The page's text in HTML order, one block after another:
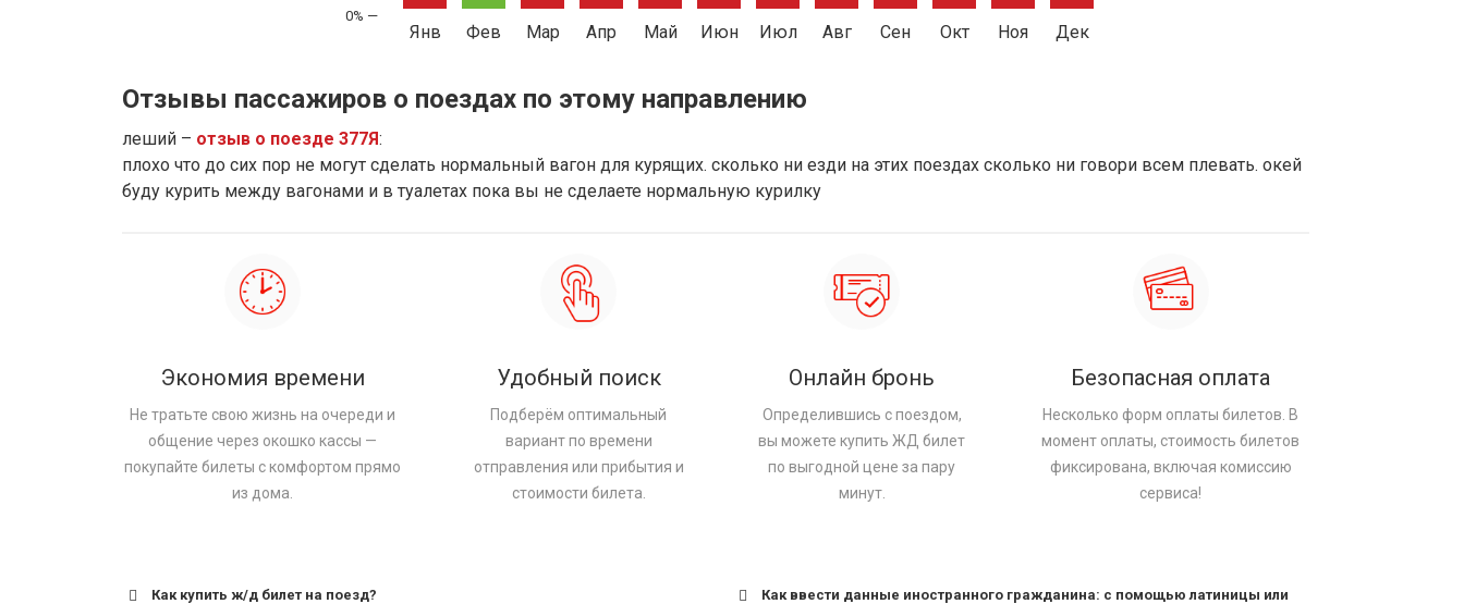
Янв Фев Мар Апр Май Июн Июл Авг Сен Окт Ноя Дек
Отзывы пассажиров о поездах по этому направлению
леший – отзыв о поезде 377Я:
плохо что до сих пор не могут сделать нормальный вагон для курящих. сколько ни езди на этих поездах сколько ни говори всем плевать. окей
буду курить между вагонами и в туалетах пока вы не сделаете нормальную курилку
Экономия времени
Не тратьте свою жизнь на очереди и
общение через окошко кассы —
покупайте билеты с комфортом прямо
из дома.
Удобный поиск
Подберём оптимальный
вариант по времени
отправления или прибытия и
стоимости билета.
Онлайн бронь
Определившись с поездом,
вы можете купить ЖД билет
по выгодной цене за пару
минут.
Безопасная оплата
Несколько форм оплаты билетов. В
момент оплаты, стоимость билетов
фиксирована, включая комиссию
сервиса!
Как купить ж/д билет на поезд?
Как ввести данные иностранного гражданина: с помощью латиницы или